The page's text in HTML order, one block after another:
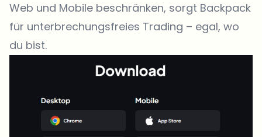
Web und Mobile beschränken, sorgt Backpack
für unterbrechungsfreies Trading – egal, wo
du bist.